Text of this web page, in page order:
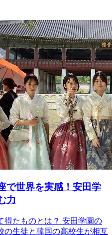
で世界を実感！安田学
力
得たものとは？ 安田学園の
の生徒と韓国の高校生が相互